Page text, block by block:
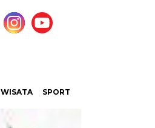
WISATA SPORT